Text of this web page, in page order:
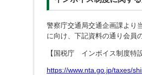
警察庁交通局交通企画課より
に向け、下記資料の通り会員
【国税庁 インボイス制度特
https://www.nta.go.jp/taxes/